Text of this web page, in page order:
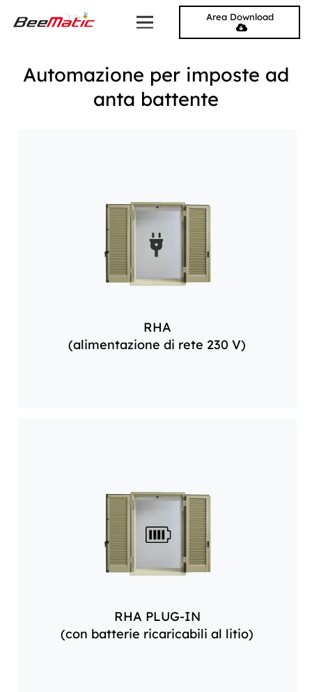
Area Download
Automazione per imposte ad
anta battente
RHA
(alimentazione di rete 230 V)
RHA PLUG-IN
(con batterie ricaricabili al litio)